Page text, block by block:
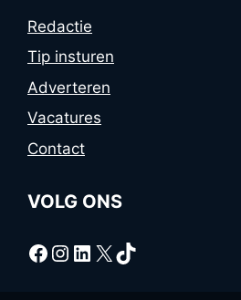
Redactie
Tip insturen
Adverteren
Vacatures
Contact
VOLG ONS
Facebook
Instagram
LinkedIn
X TikTok